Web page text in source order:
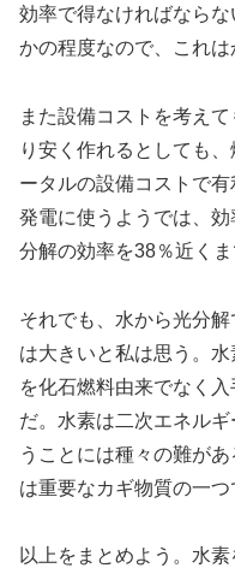
効率で得なければなら
かの程度なので、これは
また設備コストを考え
り安く作れるとしても
ータルの設備コストで
発電に使うようでは、
分解の効率を38％近く
それでも、水から光分
は大きいと私は思う。
を化石燃料由来でなく
だ。水素は二次エネル
うことには種々の難が
は重要なカギ物質の一つ
以上をまとめよう。水